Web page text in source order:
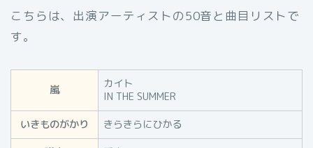
こちらは、出演アーティストの50音と曲目リストで
す。
嵐
カイト
IN THE SUMMER
いきものがかり
きらきらにひかる